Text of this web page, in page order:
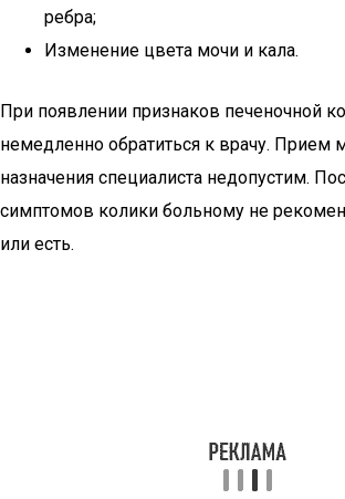
ребра;
Изменение цвета мочи и кала.
При появлении признаков печеночной
немедленно обратиться к врачу. Прием
назначения специалиста недопустим.
симптомов колики больному не
или есть.